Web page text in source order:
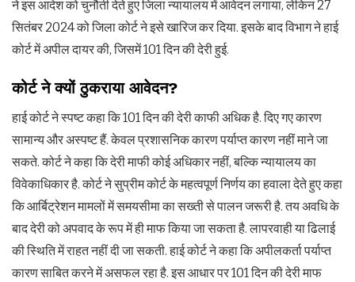
ने इस आदेश को चुनौती देते हुए जिला न्यायालय में आवेदन लगाया, लेकिन 27
सितंबर 2024 को जिला कोर्ट ने इसे खारिज कर दिया. इसके बाद विभाग ने हाई
कोर्ट में अपील दायर की, जिसमें 101 दिन की देरी हुई.
कोर्ट ने क्यों ठुकराया आवेदन?
हाई कोर्ट ने स्पष्ट कहा कि 101 दिन की देरी काफी अधिक है. दिए गए कारण
सामान्य और अस्पष्ट हैं. केवल प्रशासनिक कारण पर्याप्त कारण नहीं माने जा
सकते. कोर्ट ने कहा कि देरी माफी कोई अधिकार नहीं, बल्कि न्यायालय का
विवेकाधिकार है. कोर्ट ने सुप्रीम कोर्ट के महत्वपूर्ण निर्णय का हवाला देते हुए कहा
कि आर्बिट्रेशन मामलों में समयसीमा का सख्ती से पालन जरूरी है. तय अवधि के
बाद देरी को अपवाद के रूप में ही माफ किया जा सकता है. लापरवाही या ढिलाई
की स्थिति में राहत नहीं दी जा सकती. हाई कोर्ट ने कहा कि अपीलकर्ता पर्याप्त
कारण साबित करने में असफल रहा है. इस आधार पर 101 दिन की देरी माफ